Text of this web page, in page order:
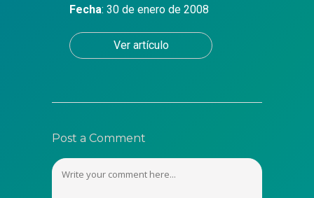
Fecha: 30 de enero de 2008
Ver artículo
Post a Comment